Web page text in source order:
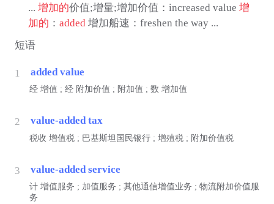
... 增加的价值;增量;增加价值：increased value 增
加的 ： added 增加船速：freshen the way ...
短语
1 added value
经 增值 ; 经 附加价值 ; 附加值 ; 数 增加值
2 value-added tax
税收 增值税 ; 巴基斯坦国民银行 ; 增殖税 ; 附加价值税
3 value-added service
计 增值服务 ; 加值服务 ; 其他通信增值业务 ; 物流附加价值服
务